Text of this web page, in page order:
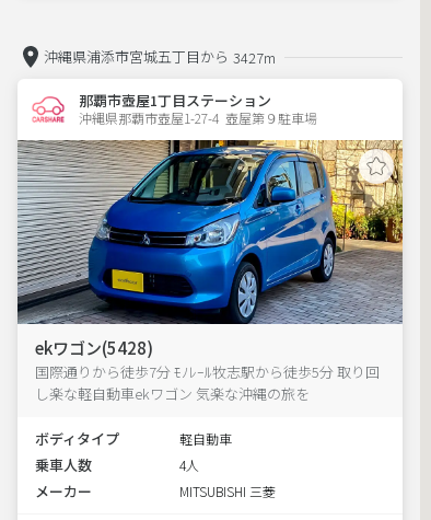
沖縄県浦添市宮城五丁目から 3427m
那覇市壺屋1丁目ステーション
沖縄県那覇市壺屋1-27-4  壺屋第９駐車場
ekワゴン(5428)
国際通りから徒歩7分 ﾓﾉﾚｰﾙ牧志駅から徒歩5分 取り回
し楽な軽自動車ekワゴン 気楽な沖縄の旅を
ボディタイプ 軽自動車
乗車人数 4人
メーカー MITSUBISHI 三菱